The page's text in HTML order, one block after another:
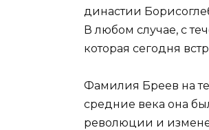
династии
В любом случае, с
которая сегодня
Фамилия Бреев на
средние века она
революции и